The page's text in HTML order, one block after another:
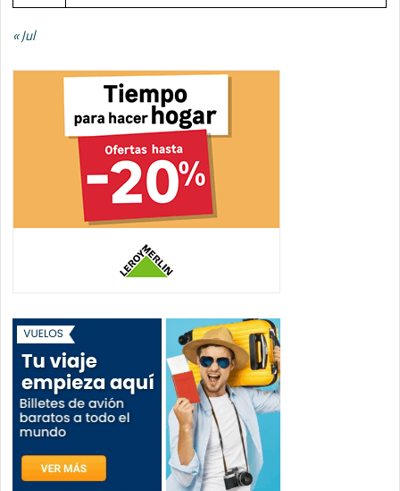
« Jul